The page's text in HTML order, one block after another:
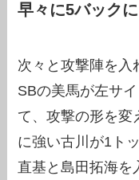
早々に5バック
次々と攻撃陣を入
SBの美馬が左サ
て、攻撃の形を変
に強い古川が1ト
直基と島田拓海を